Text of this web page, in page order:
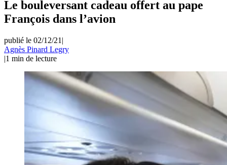
Le bouleversant cadeau offert au pape
François dans l’avion
publié le 02/12/21 |
Agnès Pinard Legry
|1 min de lecture